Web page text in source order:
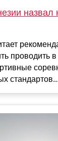
назвал
проводить
стандартов...